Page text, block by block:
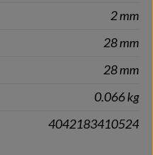
2 mm
28 mm
28 mm
0.066 kg
4042183410524